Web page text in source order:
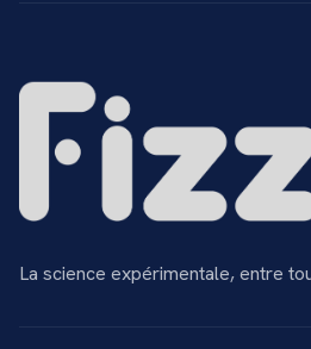
La science expérimentale, entre